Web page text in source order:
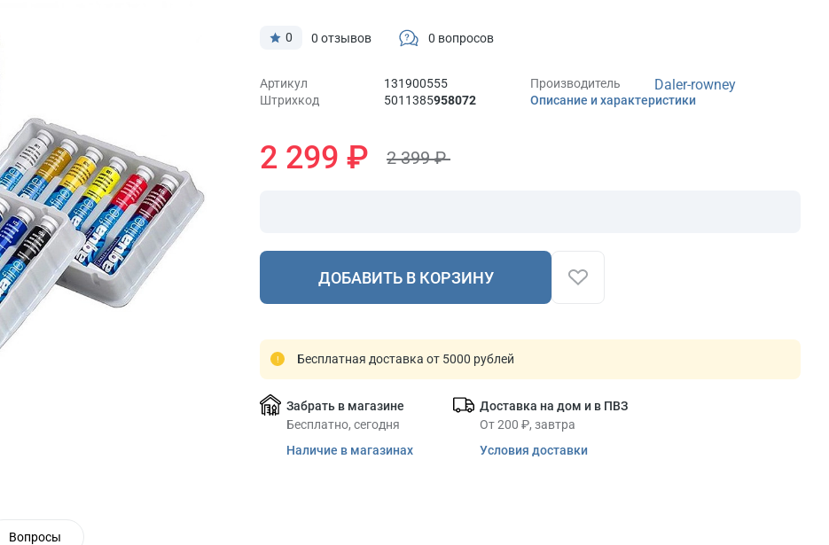
0 0 отзывов 0 вопросов
Артикул 131900555 Производитель Daler-rowney
Штрихкод 5011385958072 Описание и характеристики
2 299 ₽ 2 399 ₽
ДОБАВИТЬ В КОРЗИНУ
Бесплатная доставка от 5000 рублей
Забрать в магазине
Бесплатно, сегодня
Наличие в магазинах
Доставка на дом и в ПВЗ
От 200 ₽, завтра
Условия доставки
Вопросы